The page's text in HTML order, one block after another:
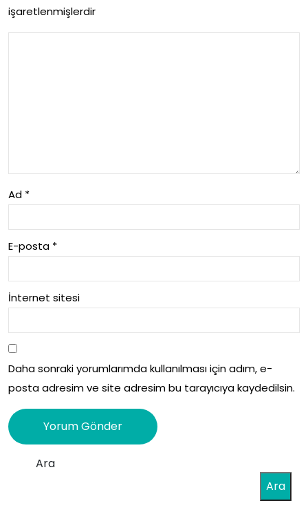
işaretlenmişlerdir
Ad *
E-posta *
İnternet sitesi
Daha sonraki yorumlarımda kullanılması için adım, e-
posta adresim ve site adresim bu tarayıcıya kaydedilsin.
Ara
Ara